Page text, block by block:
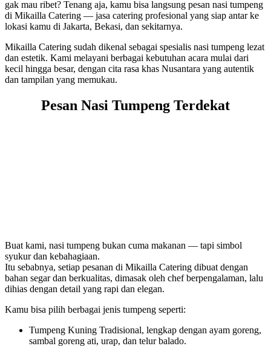
gak mau ribet? Tenang aja, kamu bisa langsung pesan nasi tumpeng
di Mikailla Catering — jasa catering profesional yang siap antar ke
lokasi kamu di Jakarta, Bekasi, dan sekitarnya.
Mikailla Catering sudah dikenal sebagai spesialis nasi tumpeng lezat
dan estetik. Kami melayani berbagai kebutuhan acara mulai dari
kecil hingga besar, dengan cita rasa khas Nusantara yang autentik
dan tampilan yang memukau.
Pesan Nasi Tumpeng Terdekat
Buat kami, nasi tumpeng bukan cuma makanan — tapi simbol
syukur dan kebahagiaan.
Itu sebabnya, setiap pesanan di Mikailla Catering dibuat dengan
bahan segar dan berkualitas, dimasak oleh chef berpengalaman, lalu
dihias dengan detail yang rapi dan elegan.
Kamu bisa pilih berbagai jenis tumpeng seperti:
Tumpeng Kuning Tradisional, lengkap dengan ayam goreng,
sambal goreng ati, urap, dan telur balado.